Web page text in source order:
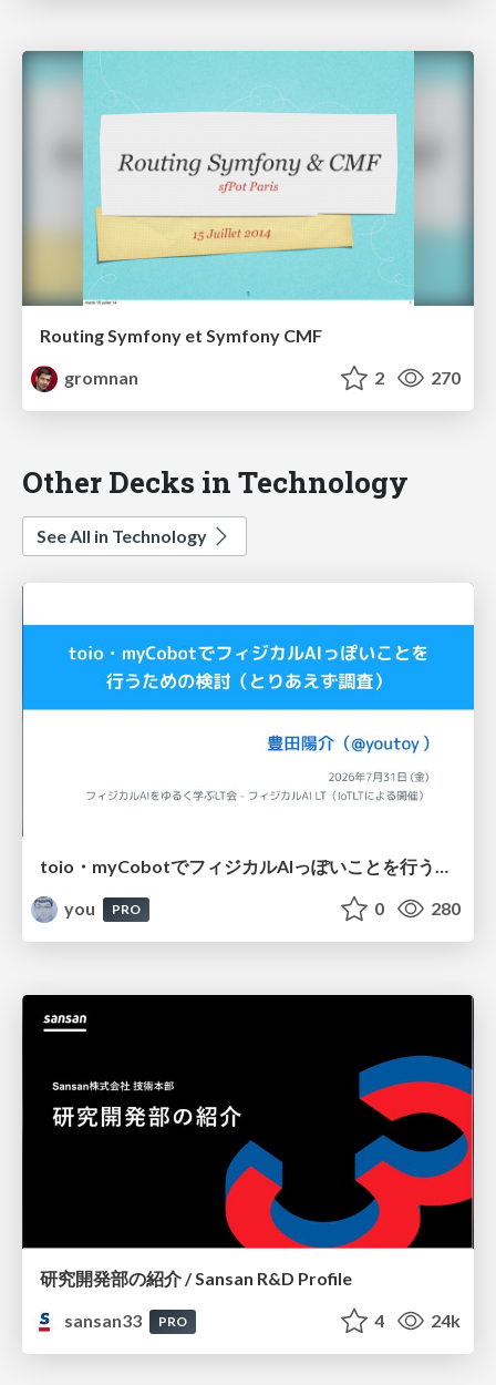
Routing Symfony et Symfony CMF
gromnan
2 270
Other Decks in Technology
See All in Technology
toio・myCobotでフィジカルAIっぽいことを行うための検討（とりあえず調査） / フィジカルAI LT（IoTLTによる開催）
you
PRO 0 280
研究開発部の紹介 / Sansan R&D Profile
sansan33
PRO 4 24k